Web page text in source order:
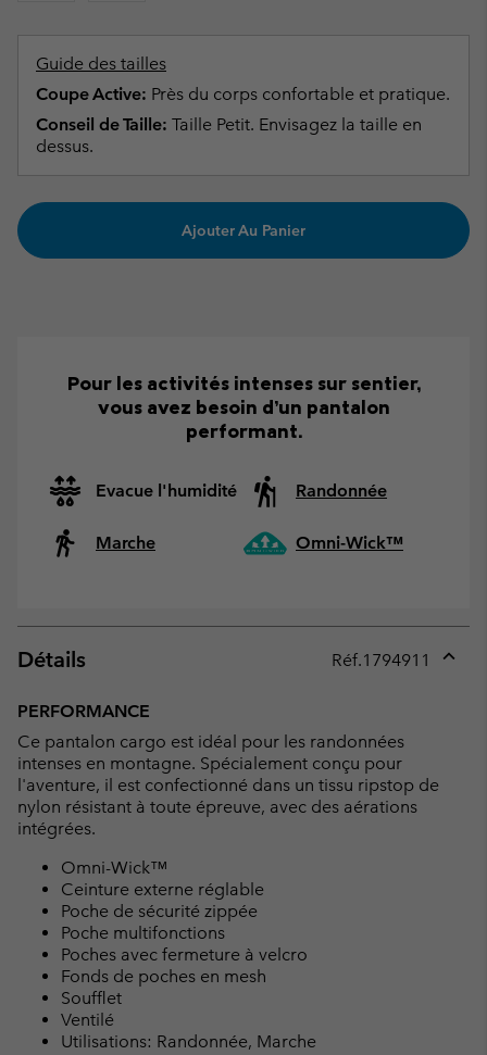
Guide des tailles
Coupe Active: Près du corps confortable et pratique.
Conseil de Taille: Taille Petit. Envisagez la taille en
dessus.
Ajouter Au Panier
Pour les activités intenses sur sentier,
vous avez besoin d’un pantalon
performant.
Evacue l'humidité Randonnée
Marche Omni-Wick™
Détails Réf.1794911
PERFORMANCE
Ce pantalon cargo est idéal pour les randonnées
intenses en montagne. Spécialement conçu pour
l'aventure, il est confectionné dans un tissu ripstop de
nylon résistant à toute épreuve, avec des aérations
intégrées.
Omni-Wick™
Ceinture externe réglable
Poche de sécurité zippée
Poche multifonctions
Poches avec fermeture à velcro
Fonds de poches en mesh
Soufflet
Ventilé
Utilisations: Randonnée, Marche